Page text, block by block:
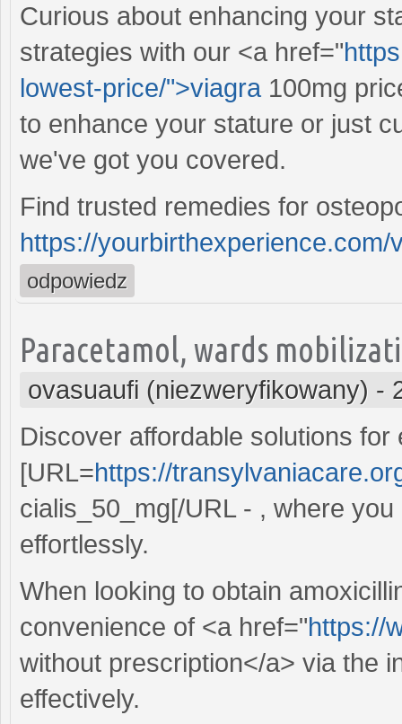
Curious about enhancing your
strategies with our <a href="
lowest-price/">viagra 100mg
to enhance your stature or just
we've got you covered.
Find trusted remedies for
https://yourbirthexperience.com/
odpowiedz
Paracetamol, wards
ovasuaufi (niezweryfikowany) -
Discover affordable solutions
[URL=https://
cialis_50_mg[/URL - , where
effortlessly.
When looking to obtain
convenience of <a href="https://
without prescription</a> via the
effectively.